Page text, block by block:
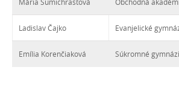
Ladislav Čajko Evanjelické
Emília Korenčiaková Súkromné